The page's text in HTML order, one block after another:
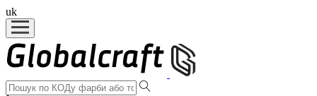
uk